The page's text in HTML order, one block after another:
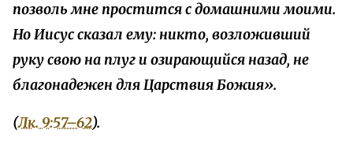
позволь мне простится с домашними моими.
Но Иисус сказал ему: никто, возложивший
руку свою на плуг и озирающийся назад, не
благонадежен для Царствия Божия».
(Лк. 9:57–62).